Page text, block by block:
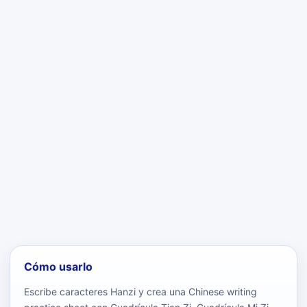
Cómo usarlo
Escribe caracteres Hanzi y crea una Chinese writing